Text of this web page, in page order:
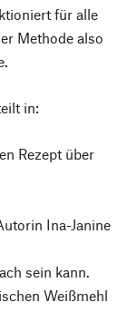
für alle
Methode also
in:
Rezept über
Ina-Janine
sein kann.
Weißmehl